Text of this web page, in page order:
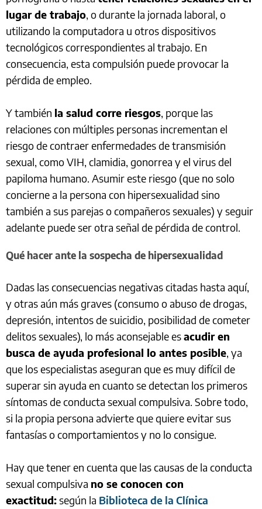
lugar de trabajo, o durante la jornada laboral, o
utilizando la computadora u otros dispositivos
tecnológicos correspondientes al trabajo. En
consecuencia, esta compulsión puede provocar la
pérdida de empleo.
Y también la salud corre riesgos, porque las
relaciones con múltiples personas incrementan el
riesgo de contraer enfermedades de transmisión
sexual, como VIH, clamidia, gonorrea y el virus del
papiloma humano. Asumir este riesgo (que no solo
concierne a la persona con hipersexualidad sino
también a sus parejas o compañeros sexuales) y seguir
adelante puede ser otra señal de pérdida de control.
Qué hacer ante la sospecha de hipersexualidad
Dadas las consecuencias negativas citadas hasta aquí,
y otras aún más graves (consumo o abuso de drogas,
depresión, intentos de suicidio, posibilidad de cometer
delitos sexuales), lo más aconsejable esacudir en
busca de ayuda profesional lo antes posible, ya
que los especialistas aseguran que es muy difícil de
superar sin ayuda en cuanto se detectan los primeros
síntomas de conducta sexual compulsiva. Sobre todo,
si la propia persona advierte que quiere evitar sus
fantasías o comportamientos y no lo consigue.
Hay que tener en cuenta que las causas de la conducta
sexual compulsiva no se conocen con
exactitud:según la Biblioteca de la Clínica